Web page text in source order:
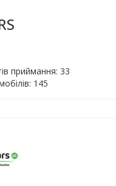
приймання: 33
145